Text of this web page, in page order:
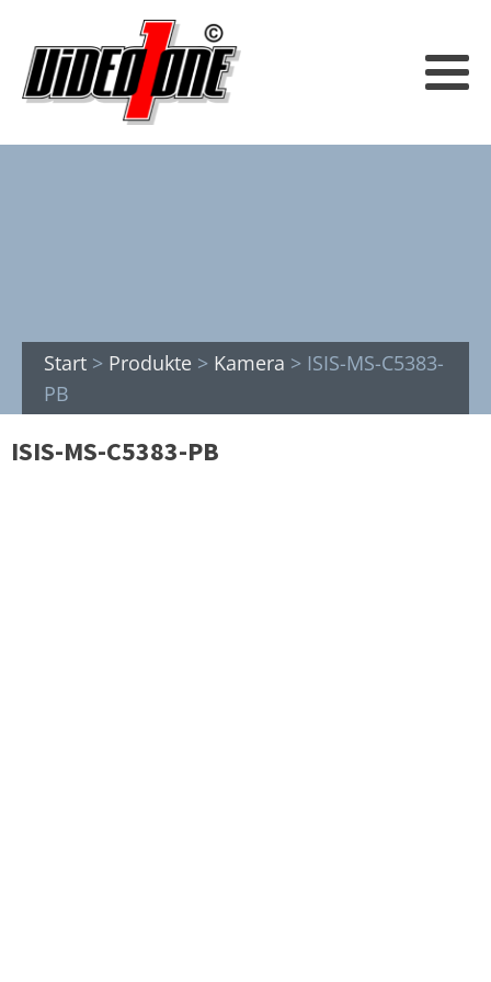
Start > Produkte > Kamera > ISIS-MS-C5383-
PB
ISIS-MS-C5383-PB